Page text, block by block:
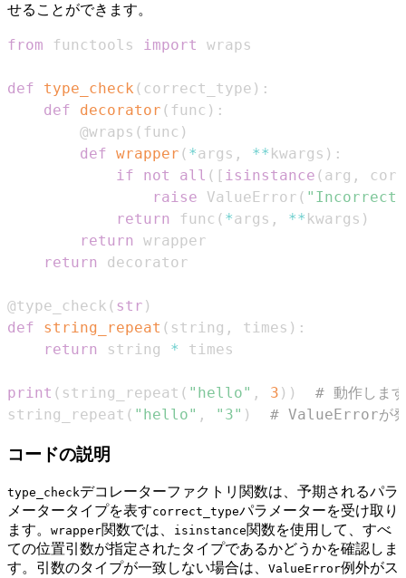
せることができます。
from functools import
def type_check ( correct_type ) :
def
decorator ( func ) :
@wraps ( func )
def wrapper ( *args , ** kwargs ) :
if
not all ( [ isinstance ( arg ,
raise ValueError ( "Incorrect
return
func ( *args , ** kwargs )
return
return
@type_check ( str )
def
string_repeat ( string , times ) :
return
string *
print ( string_repeat ( "hello" , 3 ) )
# 動作します
string_repeat ( "hello" , "3" ) # ValueErrorが発
コードの説明
type_checkデコレーターファクトリ関数は、予期されるパラ
メータータイプを表すcorrect_typeパラメーターを受け取り
ます。 wrapper関数では、 isinstance関数を使用して、すべ
ての位置引数が指定されたタイプであるかどうかを確認しま
す。引数のタイプが一致しない場合は、 ValueError例外がス